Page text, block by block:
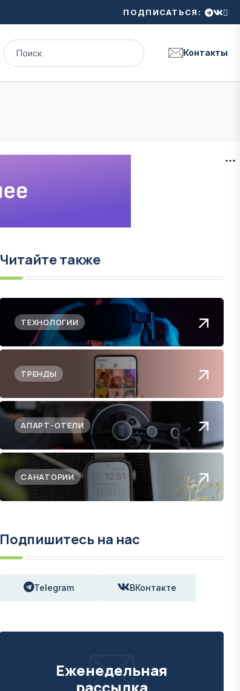
ПОДПИСАТЬСЯ:
Контакты
Читайте также
ТЕХНОЛОГИИ
ТРЕНДЫ
АПАРТ-ОТЕЛИ
САНАТОРИИ
Подпишитесь на нас
Telegram ВКонтакте
Еженедельная